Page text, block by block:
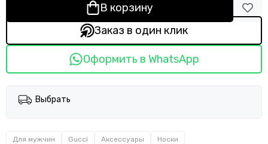
В корзину
Заказ в один клик
Оформить в WhatsApp
Выбрать
Для мужчин Gucci Аксессуары Носки